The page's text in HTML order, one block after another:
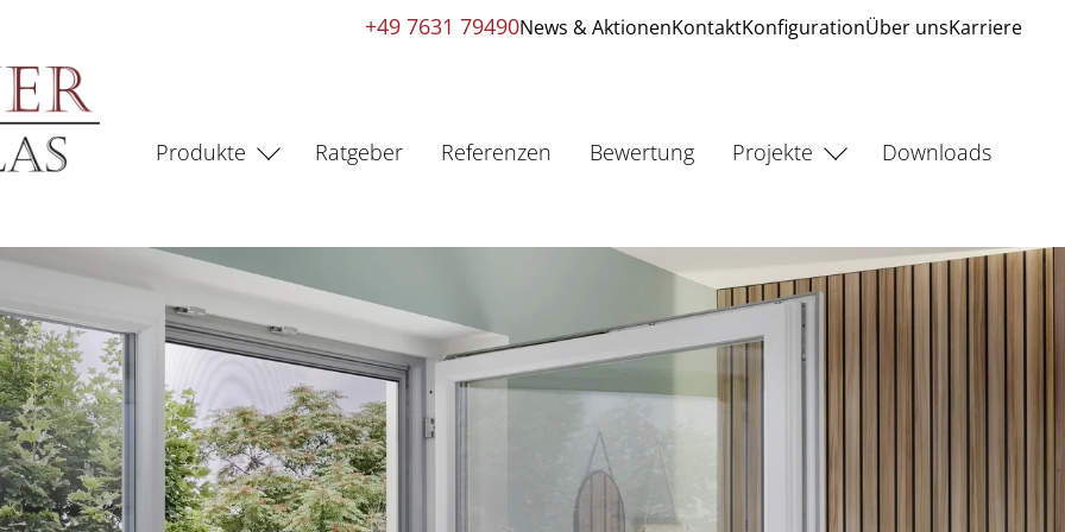
+49 7631 79490News & AktionenKontaktKonfigurationÜber unsKarriere
Produkte Ratgeber Referenzen Bewertung Projekte Downloads